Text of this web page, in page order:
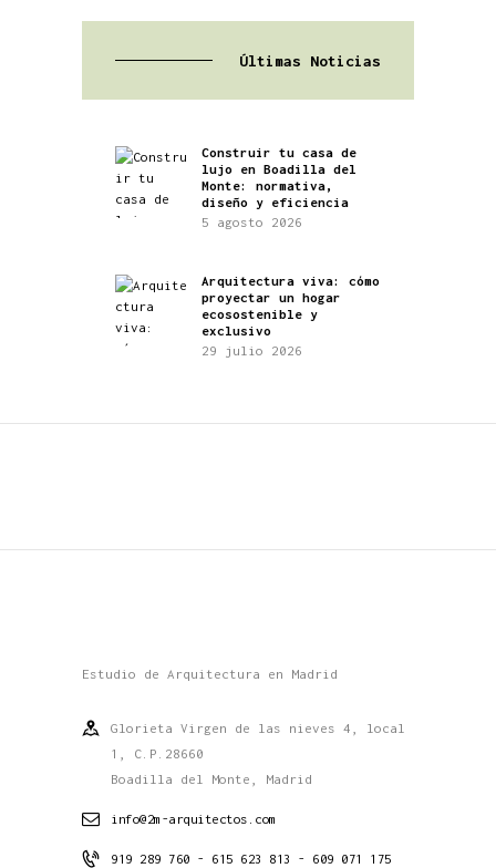
Últimas Noticias
Construir tu casa de
lujo en Boadilla del
Monte: normativa,
diseño y eficiencia
5 agosto 2026
Arquitectura viva: cómo
proyectar un hogar
ecosostenible y
exclusivo
29 julio 2026
Estudio de Arquitectura en Madrid
Glorieta Virgen de las nieves 4, local
1, C.P.28660
Boadilla del Monte, Madrid
info@2m-arquitectos.com
919 289 760 - 615 623 813 - 609 071 175